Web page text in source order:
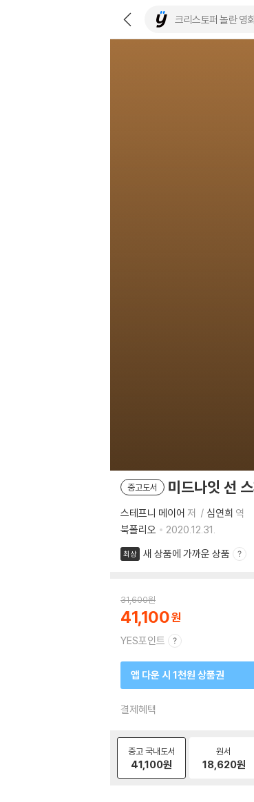
중고도서 미드나잇 선
스테프니 메이어 저 심연희 역
북폴리오
2020.12.31.
최상 새 상품에 가까운 상품
31,600원
41,100
YES포인트
앱 다운 시 1천원 상품권
결제혜택
중고 국내도서
41,100원
원서
18,620원